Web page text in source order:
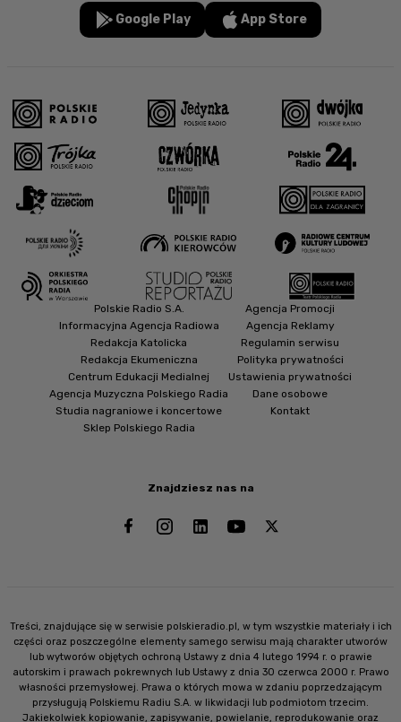
Google Play App Store
Znajdziesz nas na
Polskie Radio S.A.
Informacyjna Agencja Radiowa
Redakcja Katolicka
Redakcja Ekumeniczna
Centrum Edukacji Medialnej
Agencja Muzyczna Polskiego Radia
Studia nagraniowe i koncertowe
Sklep Polskiego Radia
Agencja Promocji
Agencja Reklamy
Regulamin serwisu
Polityka prywatności
Ustawienia prywatności
Dane osobowe
Kontakt
Treści, znajdujące się w serwisie polskieradio.pl, w tym wszystkie materiały i ich
części oraz poszczególne elementy samego serwisu mają charakter utworów
lub wytworów objętych ochroną Ustawy z dnia 4 lutego 1994 r. o prawie
autorskim i prawach pokrewnych lub Ustawy z dnia 30 czerwca 2000 r. Prawo
własności przemysłowej. Prawa o których mowa w zdaniu poprzedzającym
przysługują Polskiemu Radiu S.A. w likwidacji lub podmiotom trzecim.
Jakiekolwiek kopiowanie, zapisywanie, powielanie, reprodukowanie oraz